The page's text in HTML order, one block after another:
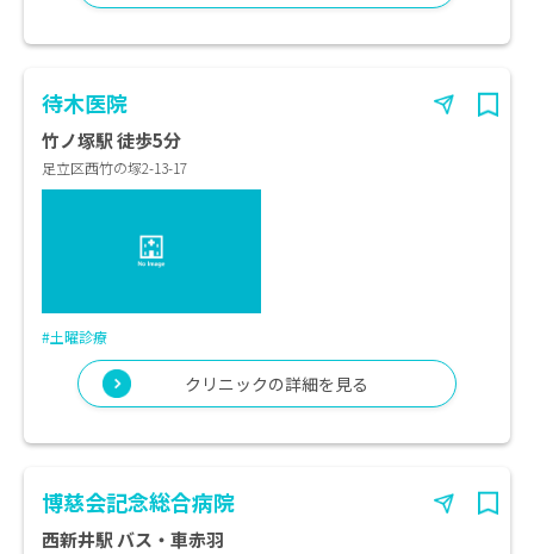
待木医院
竹ノ塚駅 徒歩5分
足立区西竹の塚2-13-17
#土曜診療
クリニックの詳細を見る
博慈会記念総合病院
西新井駅 バス・車赤羽